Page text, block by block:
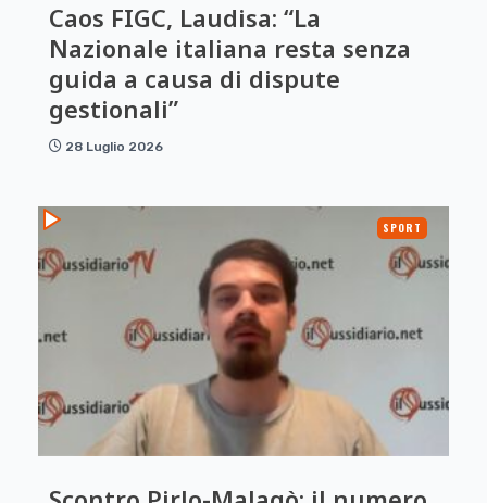
Caos FIGC, Laudisa: “La
Nazionale italiana resta senza
guida a causa di dispute
gestionali”
28 Luglio 2026
SPORT